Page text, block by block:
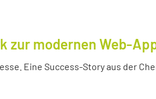
zur modernen Web-
Eine Success-Story aus der